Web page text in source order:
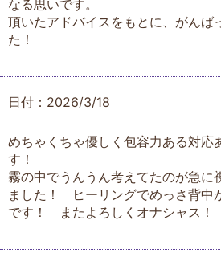
なる思いです。
頂いたアドバイスをもとに、がんば
た！
日付：2026/3/18
めちゃくちゃ優しく包容力ある対応
す！
霧の中でうんうん考えてたのが急に
ました！ ヒーリングでめっさ背中
です！ またよろしくオナシャス！